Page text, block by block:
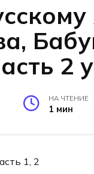
НА ЧТЕНИЕ
1 мин
1, 2